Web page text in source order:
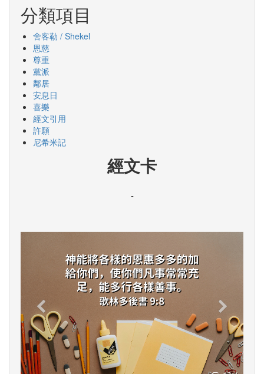
分類項目
舍客勒 / Shekel
恩慈
尊重
黨派
鄰居
安息日
喜樂
經文引用
許願
尼希米記
經文卡
-